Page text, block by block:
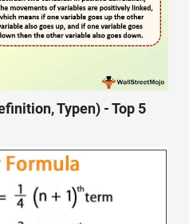
Typen) - Top 5